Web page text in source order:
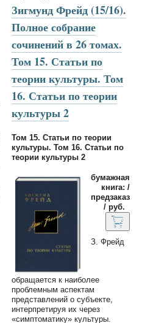
Зигмунд Фрейд (15/16).
Полное собрание
сочинений в 26 томах.
Том 15. Статьи по
теории культуры. Том
16. Статьи по теории
культуры 2
Том 15. Статьи по теории
культуры. Том 16. Статьи по
теории культуры 2
бумажная
книга: /
предзаказ
/ руб.
З. Фрейд
обращается к наиболее
проблемным аспектам
представлений о субъекте,
интерпретируя их через
«симптоматику» культуры.